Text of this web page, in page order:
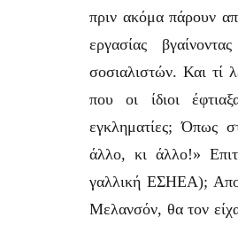
πριν ακόμα πάρουν
εργασίας
σοσιαλιστών. Και τί
που οι ίδιοι
εγκληματίες; Όπως
άλλο, κι άλλο!»
γαλλική ΕΣΗΕΑ);
Μελανσόν, θα τον